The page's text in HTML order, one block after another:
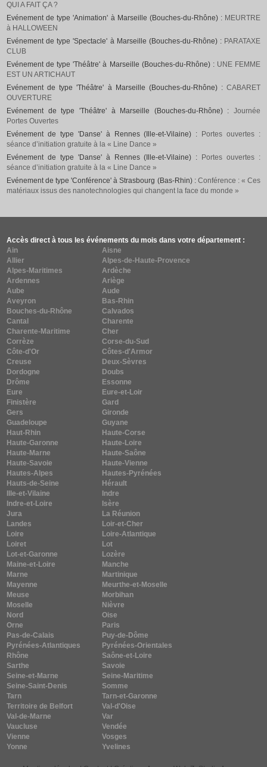
QUI A FAIT ÇA ?
Evénement de type 'Animation' à Marseille (Bouches-du-Rhône) : MEURTRE
à HALLOWEEN
Evénement de type 'Spectacle' à Marseille (Bouches-du-Rhône) : PARATAXE
CLUB
Evénement de type 'Théâtre' à Marseille (Bouches-du-Rhône) : UNE FEMME
EST UN ARTICHAUT
Evénement de type 'Théâtre' à Marseille (Bouches-du-Rhône) : CABARET
OUVERTURE
Evénement de type 'Théâtre' à Marseille (Bouches-du-Rhône) : Journée
Portes Ouvertes
Evénement de type 'Danse' à Rennes (Ille-et-Vilaine) :
Portes ouvertes :
séance d’initiation gratuite à la « Line Dance »
Evénement de type 'Danse' à Rennes (Ille-et-Vilaine) :
Portes ouvertes :
séance d’initiation gratuite à la « Line Dance »
Evénement de type 'Conférence' à Strasbourg (Bas-Rhin) : Conférence : « Ces
matériaux issus des nanotechnologies qui changent la face du monde »
Accès direct à tous les événements du mois dans votre département :
Ain
Aisne
Allier
Alpes-de-Haute-Provence
Alpes-Maritimes
Ardèche
Ardennes
Ariège
Aube
Aude
Aveyron
Bas-Rhin
Bouches-du-Rhône
Calvados
Cantal
Charente
Charente-Maritime
Cher
Corrèze
Corse-du-Sud
Côte-d'Or
Côtes-d'Armor
Creuse
Deux-Sèvres
Dordogne
Doubs
Drôme
Essonne
Eure
Eure-et-Loir
Finistère
Gard
Gers
Gironde
Guadeloupe
Guyane
Haut-Rhin
Haute-Corse
Haute-Garonne
Haute-Loire
Haute-Marne
Haute-Saône
Haute-Savoie
Haute-Vienne
Hautes-Alpes
Hautes-Pyrénées
Hauts-de-Seine
Hérault
Ille-et-Vilaine
Indre
Indre-et-Loire
Isère
Jura
La Réunion
Landes
Loir-et-Cher
Loire
Loire-Atlantique
Loiret
Lot
Lot-et-Garonne
Lozère
Maine-et-Loire
Manche
Marne
Martinique
Mayenne
Meurthe-et-Moselle
Meuse
Morbihan
Moselle
Nièvre
Nord
Oise
Orne
Paris
Pas-de-Calais
Puy-de-Dôme
Pyrénées-Atlantiques
Pyrénées-Orientales
Rhône
Saône-et-Loire
Sarthe
Savoie
Seine-et-Marne
Seine-Maritime
Seine-Saint-Denis
Somme
Tarn
Tarn-et-Garonne
Territoire de Belfort
Val-d'Oise
Val-de-Marne
Var
Vaucluse
Vendée
Vienne
Vosges
Yonne
Yvelines